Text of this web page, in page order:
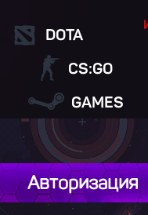
DOTA
CS:GO
GAMES
Авторизация